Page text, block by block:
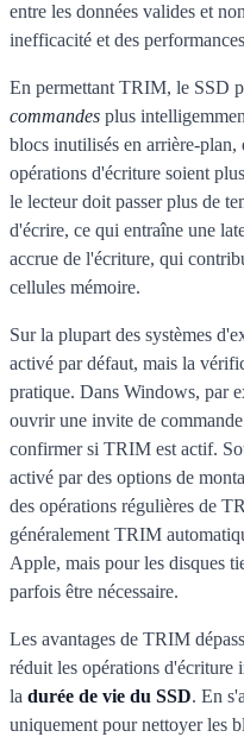
entre les données valides et
inefficacité et des
En permettant TRIM, le SSD
commandes plus
blocs inutilisés en arrière-
opérations d'écriture soient
le lecteur doit passer plus de
d'écrire, ce qui entraîne une
accrue de l'écriture, qui
cellules mémoire.
Sur la plupart des systèmes
activé par défaut, mais la
pratique. Dans Windows, par
ouvrir une invite de
confirmer si TRIM est actif.
activé par des options de
des opérations régulières de
généralement TRIM
Apple, mais pour les disques
parfois être nécessaire.
Les avantages de TRIM
réduit les opérations d'écriture
la durée de vie du SSD. En
uniquement pour nettoyer les